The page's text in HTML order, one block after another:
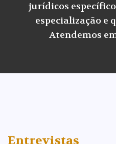
jurídicos
especialização e
Atendemos